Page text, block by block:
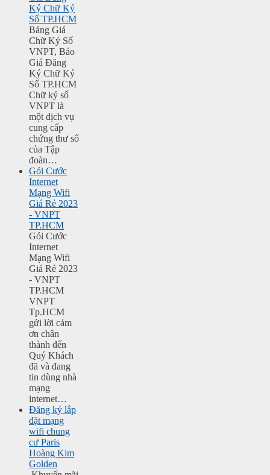
Ký Chữ Ký
Số TP.HCM
Bảng Giá
Chữ Ký Số
VNPT, Báo
Giá Đăng
Ký Chữ Ký
Số TP.HCM
Chữ ký số
VNPT là
một dịch vụ
cung cấp
chứng thư số
của Tập
đoàn…
Gói Cước
Internet
Mạng Wifi
Giá Rẻ 2023
- VNPT
TP.HCM
Gói Cước
Internet
Mạng Wifi
Giá Rẻ 2023
- VNPT
TP.HCM
VNPT
Tp.HCM
gửi lời cảm
ơn chân
thành đến
Quý Khách
đã và đang
tin dùng nhà
mạng
internet…
Đăng ký lắp
đặt mạng
wifi chung
cư Paris
Hoàng Kim
Golden